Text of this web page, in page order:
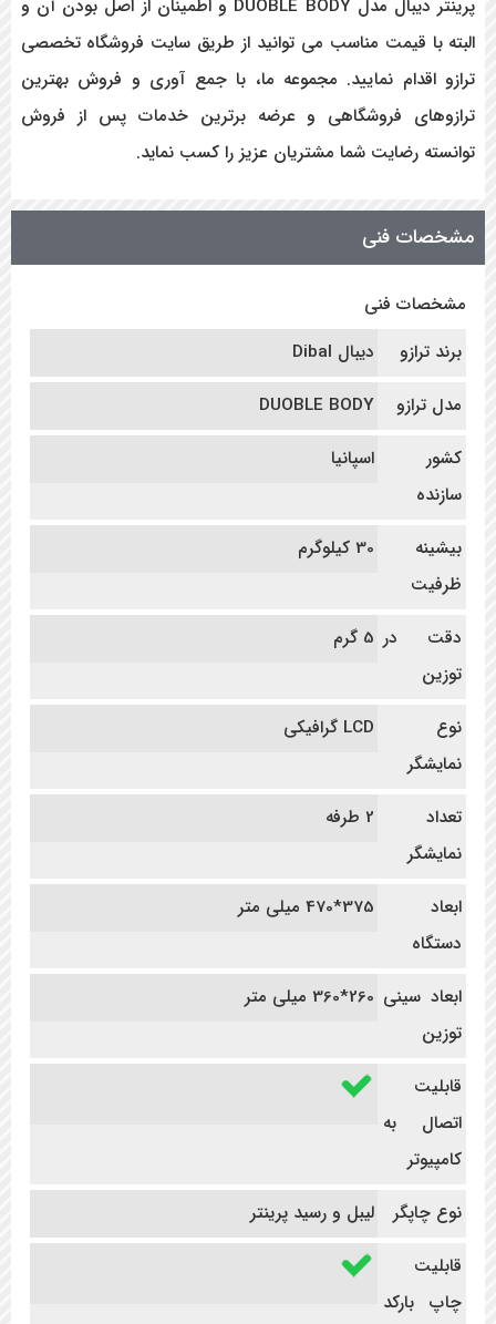
پرینتر دیبال مدل DUOBLE BODY و اطمینان از اصل بودن آن و
البته با قیمت مناسب می توانید از طریق سایت فروشگاه تخصصی
ترازو اقدام نمایید. مجموعه ما، با جمع آوری و فروش بهترین
ترازوهای فروشگاهی و عرضه برترین خدمات پس از فروش
توانسته رضایت شما مشتریان عزیز را کسب نماید.
مشخصات فنی
مشخصات فنی
برند ترازو
دیبال Dibal
مدل ترازو
DUOBLE BODY
کشور
سازنده
اسپانیا
بیشینه
ظرفیت
30 کیلوگرم
دقت در
توزین
5 گرم
نوع
نمایشگر
LCD گرافیکی
تعداد
نمایشگر
2 طرفه
ابعاد
دستگاه
375*470 میلی متر
ابعاد سینی
توزین
260*360 میلی متر
قابلیت
اتصال به
کامپیوتر
نوع چاپگر
لیبل و رسید پرینتر
قابلیت
چاپ بارکد